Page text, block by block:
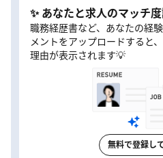
✨ あなたと求人のマッチ
職務経歴書など、あなたの経
メントをアップロードすると
理由が表示されます💡
無料で登録し